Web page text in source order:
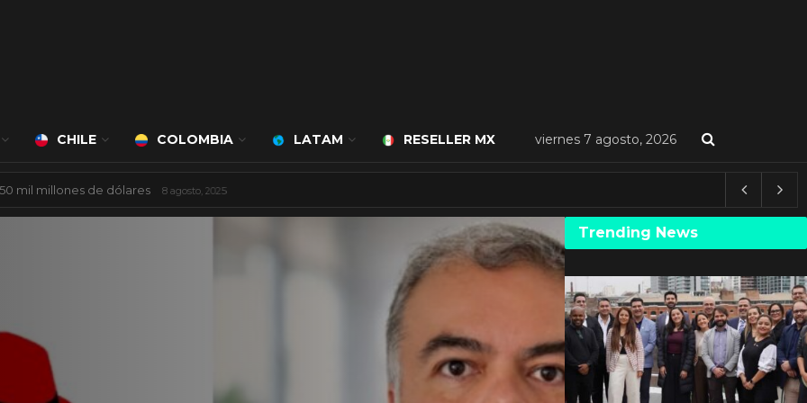
CHILE COLOMBIA LATAM RESELLER MX viernes 7 agosto, 2026
a cargo de Bert Milan 24 marzo, 2026
Trending News